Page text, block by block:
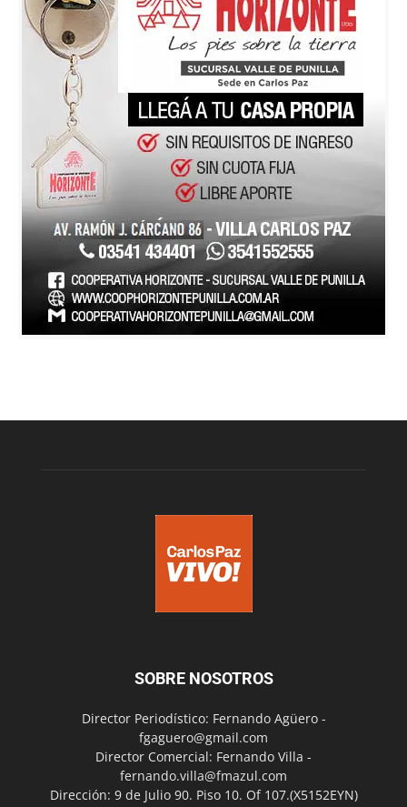
SOBRE NOSOTROS
Director Periodístico: Fernando Agüero -
fgaguero@gmail.com
Director Comercial: Fernando Villa -
fernando.villa@fmazul.com
Dirección: 9 de Julio 90. Piso 10. Of 107.(X5152EYN)